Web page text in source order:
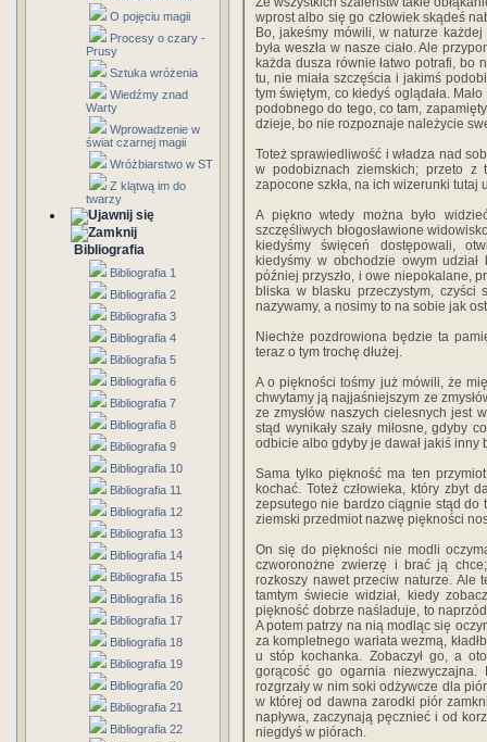
O pojęciu magii
Procesy o czary -
Prusy
Sztuka wróżenia
Wiedźmy znad
Warty
Wprowadzenie w
świat czarnej magii
Wróżbiarstwo w ST
Z klątwą im do
twarzy
Bibliografia
Bibliografia 1
Bibliografia 2
Bibliografia 3
Bibliografia 4
Bibliografia 5
Bibliografia 6
Bibliografia 7
Bibliografia 8
Bibliografia 9
Bibliografia 10
Bibliografia 11
Bibliografia 12
Bibliografia 13
Bibliografia 14
Bibliografia 15
Bibliografia 16
Bibliografia 17
Bibliografia 18
Bibliografia 19
Bibliografia 20
Bibliografia 21
Bibliografia 22
wprost albo się go człowiek skądeś
Bo, jakeśmy mówili, w naturze
była weszła w nasze ciało. Ale
każda dusza równie łatwo potrafi, bo
tu, nie miała szczęścia i jakimś
tym świętym, co kiedyś oglądała.
podobnego do tego, co tam,
dzieje, bo nie rozpoznaje należycie
Toteż sprawiedliwość i władza nad
w podobiznach ziemskich; przeto
zapocone szkła, na ich wizerunki
A piękno wtedy można było
szczęśliwych błogosławione
kiedyśmy święceń dostępowali,
kiedyśmy w obchodzie owym
później przyszło, i owe niepokalane,
bliska w blasku przeczystym,
nazywamy, a nosimy to na sobie jak
Niechże pozdrowiona będzie ta
teraz o tym trochę dłużej.
A o piękności tośmy już mówili, że
chwytamy ją najjaśniejszym ze
ze zmysłów naszych cielesnych jest
stąd wynikały szały miłosne, gdyby
odbicie albo gdyby je dawał jakiś inny
Sama tylko piękność ma ten
kochać. Toteż człowieka, który zbyt
zepsutego nie bardzo ciągnie stąd do
ziemski przedmiot nazwę piękności
On się do piękności nie modli
czworonożne zwierzę i brać ją
rozkoszy nawet przeciw naturze. Ale
tamtym świecie widział, kiedy
piękność dobrze naśladuje, to
A potem patrzy na nią modląc się
za kompletnego wariata wezmą,
u stóp kochanka. Zobaczył go, a
gorącość go ogarnia
rozgrzały w nim soki odżywcze dla
w której od dawna zarodki piór
napływa, zaczynają pęcznieć i od
niegdyś w piórach.